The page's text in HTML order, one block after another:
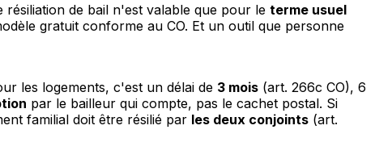
de bail n'est valable que pour le terme usuel
gratuit conforme au CO. Et un outil que personne
les logements, c'est un délai de 3 mois (art. 266c CO), 6
par le bailleur qui compte, pas le cachet postal. Si
familial doit être résilié par les deux conjoints (art.